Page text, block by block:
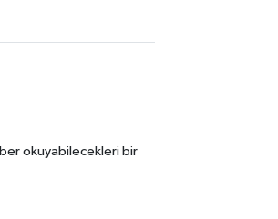
okuyabilecekleri bir